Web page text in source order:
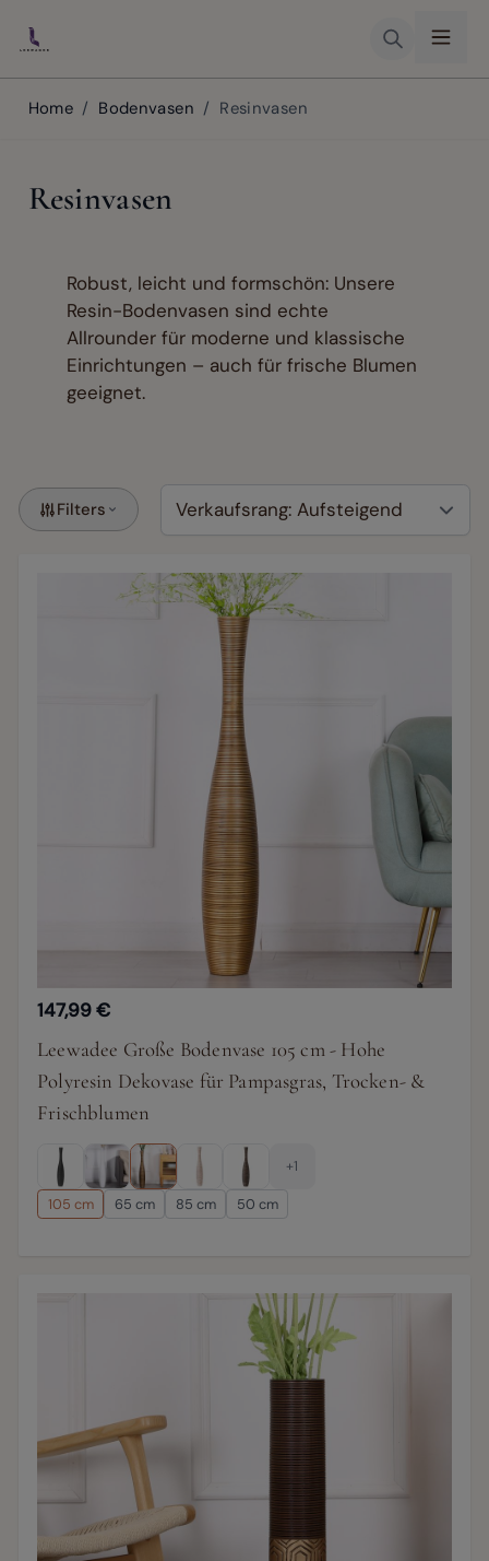
Home / Bodenvasen / Resinvasen
Resinvasen
Robust, leicht und formschön: Unsere
Resin-Bodenvasen sind echte
Allrounder für moderne und klassische
Einrichtungen – auch für frische Blumen
geeignet.
Filters
147,99 €
Leewadee Große Bodenvase 105 cm - Hohe
Polyresin Dekovase für Pampasgras, Trocken- &
Frischblumen
+1
105 cm 65 cm 85 cm 50 cm